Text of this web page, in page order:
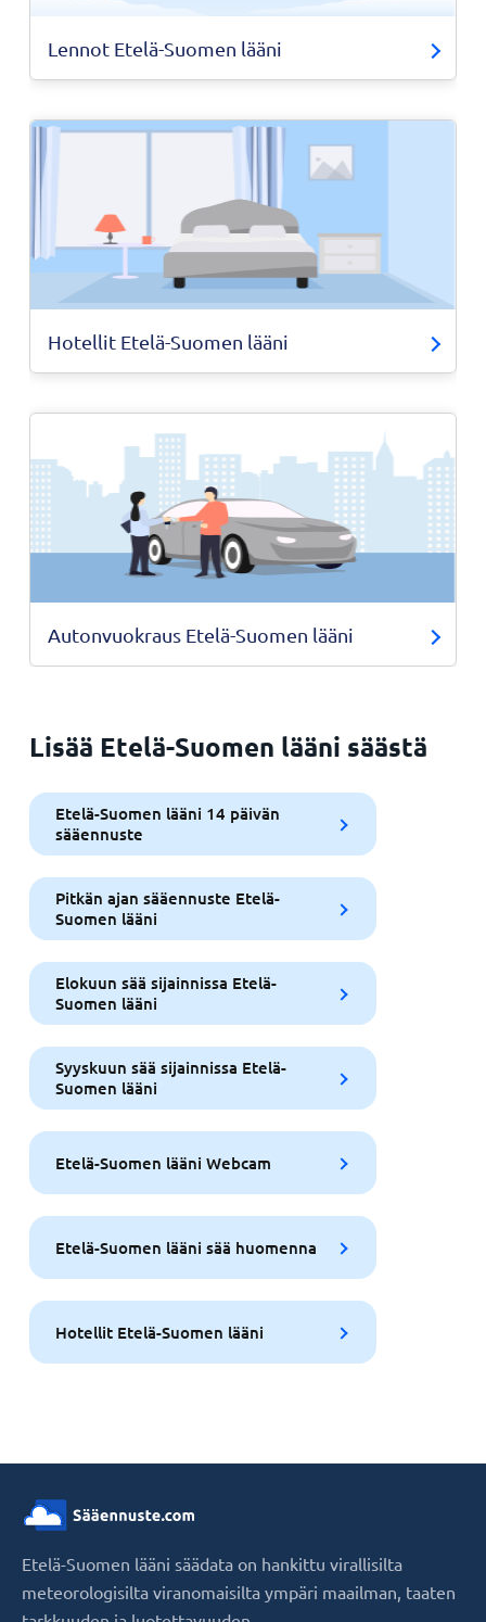
Lennot Etelä-Suomen lääni
Hotellit Etelä-Suomen lääni
Autonvuokraus Etelä-Suomen lääni
Lisää Etelä-Suomen lääni säästä
Etelä-Suomen lääni 14 päivän
sääennuste
Pitkän ajan sääennuste Etelä-
Suomen lääni
Elokuun sää sijainnissa Etelä-
Suomen lääni
Syyskuun sää sijainnissa Etelä-
Suomen lääni
Etelä-Suomen lääni Webcam
Etelä-Suomen lääni sää huomenna
Hotellit Etelä-Suomen lääni
Etelä-Suomen lääni säädata on hankittu virallisilta
meteorologisilta viranomaisilta ympäri maailman, taaten